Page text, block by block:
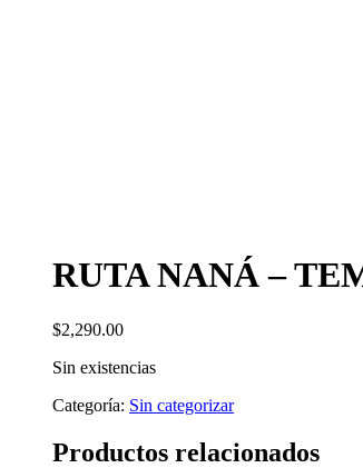
RUTA NANÁ –
$2,290.00
Sin existencias
Categoría: Sin categorizar
Productos relacionados